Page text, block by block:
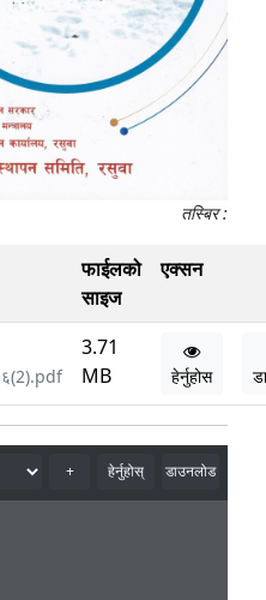
तस्बिर :
फाईलको
साइज
एक्सन
3.71
MB
हेर्नुहोस